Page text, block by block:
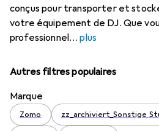
conçus pour transporter et
votre équipement de DJ. Que
professionnel
plus
Autres filtres populaires
Marque
Zomo zz_archiviert_Sonstige